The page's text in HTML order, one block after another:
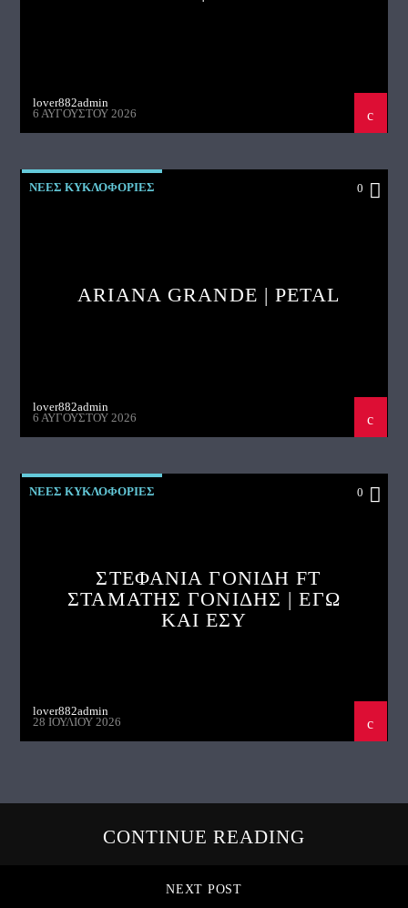
lover882admin
6 ΑΥΓΟΎΣΤΟΥ 2026
ΝΕΕΣ ΚΥΚΛΟΦΟΡΙΕΣ 0
ARIANA GRANDE | PETAL
lover882admin
6 ΑΥΓΟΎΣΤΟΥ 2026
ΝΕΕΣ ΚΥΚΛΟΦΟΡΙΕΣ 0
ΣΤΕΦΑΝΙΑ ΓΟΝΙΔΗ FT
ΣΤΑΜΑΤΗΣ ΓΟΝΙΔΗΣ | ΕΓΩ
ΚΑΙ ΕΣΥ
lover882admin
28 ΙΟΥΛΊΟΥ 2026
CONTINUE READING
NEXT POST